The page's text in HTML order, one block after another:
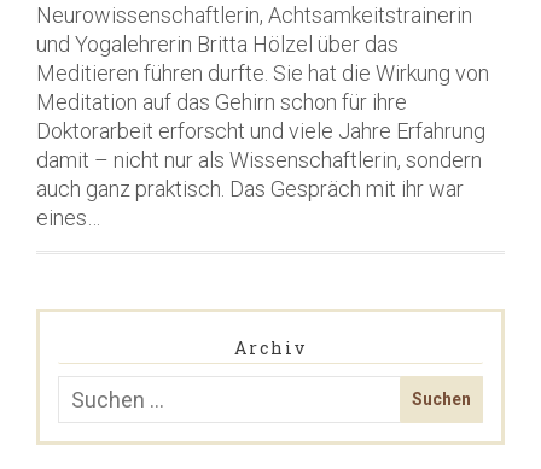
Neurowissenschaftlerin, Achtsamkeitstrainerin
und Yogalehrerin Britta Hölzel über das
Meditieren führen durfte. Sie hat die Wirkung von
Meditation auf das Gehirn schon für ihre
Doktorarbeit erforscht und viele Jahre Erfahrung
damit – nicht nur als Wissenschaftlerin, sondern
auch ganz praktisch. Das Gespräch mit ihr war
eines…
Archiv